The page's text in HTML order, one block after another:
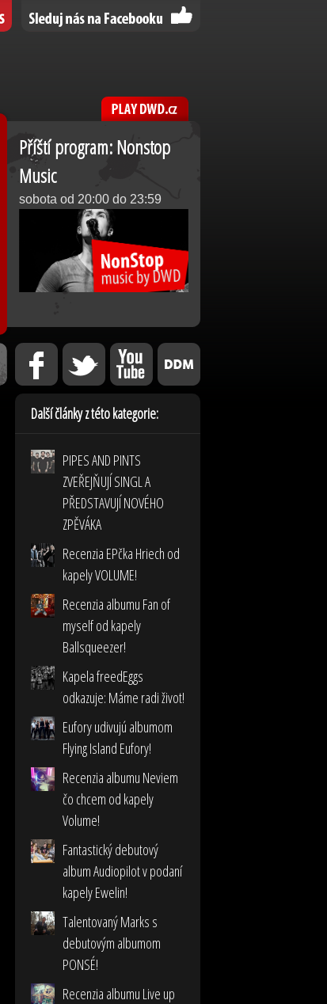
Příští program: Nonstop
Music
sobota od 20:00 do 23:59
Další články z této kategorie:
PIPES AND PINTS
ZVEŘEJŇUJÍ SINGL A
PŘEDSTAVUJÍ NOVÉHO
ZPĚVÁKA
Recenzia EPčka Hriech od
kapely VOLUME!
Recenzia albumu Fan of
myself od kapely
Ballsqueezer!
Kapela freedEggs
odkazuje: Máme radi život!
Eufory udivujú albumom
Flying Island Eufory!
Recenzia albumu Neviem
čo chcem od kapely
Volume!
Fantastický debutový
album Audiopilot v podaní
kapely Ewelin!
Talentovaný Marks s
debutovým albumom
PONSÉ!
Recenzia albumu Live up